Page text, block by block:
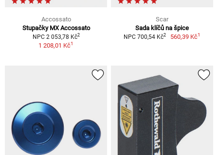
Accossato
Stupačky MX Accossato
NPC 2 053,78 Kč2
1 208,01 Kč1
Scar
Sada klíčů na špice
NPC 700,54 Kč2 560,39 Kč1